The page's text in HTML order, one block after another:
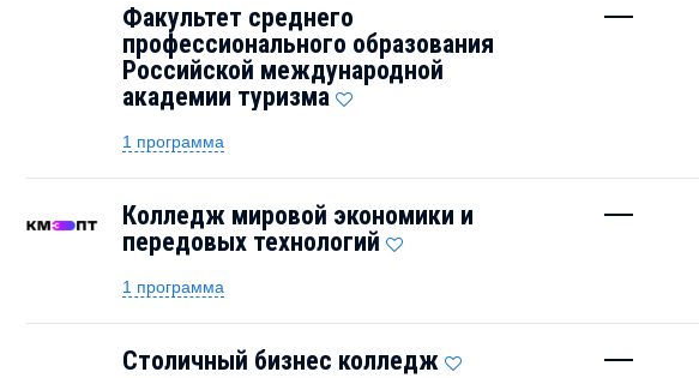
Факультет среднего
профессионального образования
Российской международной
академии туризма
—
1 программа
Колледж мировой экономики и
передовых технологий
—
1 программа
Столичный бизнес колледж —